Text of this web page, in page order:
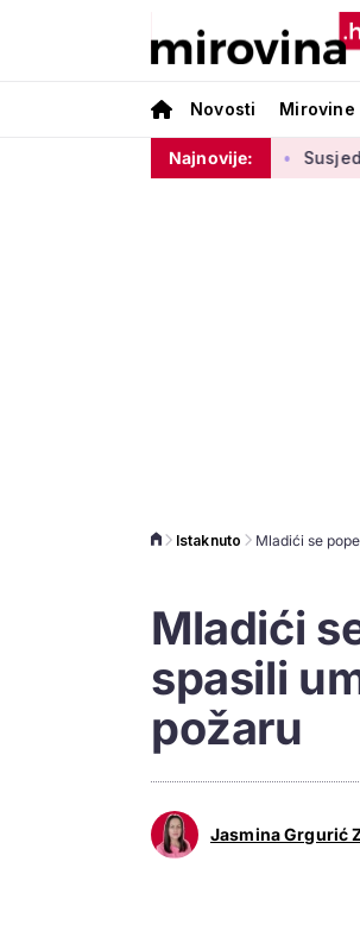
Novosti Mirovine
Najnovije:
Susjedna zemlja
Istaknuto
Mladići
spasili
požaru
Jasmina Grgurić